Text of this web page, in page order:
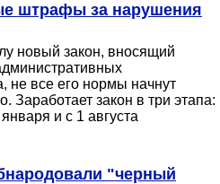
штрафы за нарушения
новый закон, вносящий
не все его нормы начнут
Заработает закон в три этапа:
и с 1 августа
"черный